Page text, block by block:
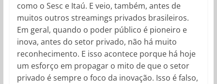
como o Sesc e Itaú. E veio, também, antes de
muitos outros streamings privados brasileiros.
Em geral, quando o poder público é pioneiro e
inova, antes do setor privado, não há muito
reconhecimento. E isso acontece porque há hoje
um esforço em propagar o mito de que o setor
privado é sempre o foco da inovação. Isso é falso,